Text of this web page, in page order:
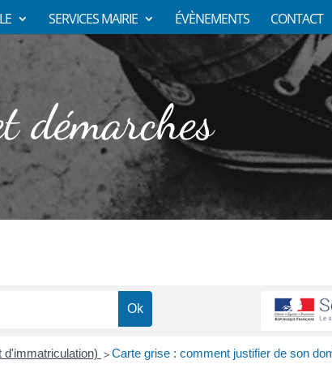
SERVICES MAIRIE ÉVÈNEMENTS CONTACT
démarches
d'immatriculation) > Carte grise : comment justifier de son